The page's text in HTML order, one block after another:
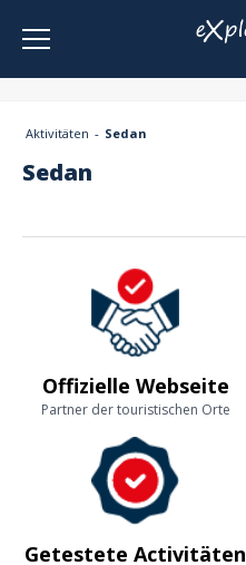
Aktivitäten Sedan
Sedan
Offizielle Webseite
Partner der touristischen Orte
Getestete Activitäten